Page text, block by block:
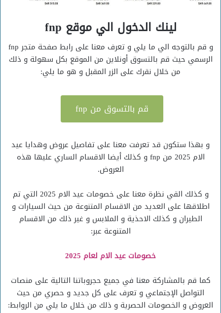
لينك الدخول الي موقع fnp
و قم بالتوجه الي ما يلي و تعرف معنا على رابط صفحة متجر fnp
الرسمي حيث قم بالتسوق أونلاين من الموقع بكل سهولة و ذلك
من خلال نقرك على الزر المقبل و هو ما يلي:
قم بالتسوق من fnp
و بهذا ستكون قد تعرفت معنا على تفاصيل عروض وهدايا عيد
الام 2025 من fnp و كذلك أيضا الاقسام الساري عليها هذه
العروض.
و كذلك القي نظرة معنا على خصومات عيد الام 2025 التي تم
اطلاقها على العديد من الاقسام المتنوعة من حيث السيارات و
الطيران و كذلك الاحذية و الملابس و غير ذلك من الاقسام
المتنوعة عبر:
خصومات عيد الام لعام 2025
كما قم بالمشاركة معنا في جميع حجروباتنا التالية على منصات
التواصل الإجتماعي و تعرف على كل جديد و حصري من حيث
العروض و الخصومات الحصرية و ذلك من خلال ما يلي من الروابط: